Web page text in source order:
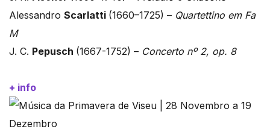
Alessandro Scarlatti (1660–1725) – Quartettino em Fa
M
J. C. Pepusch (1667-1752) – Concerto nº 2, op. 8
+ info